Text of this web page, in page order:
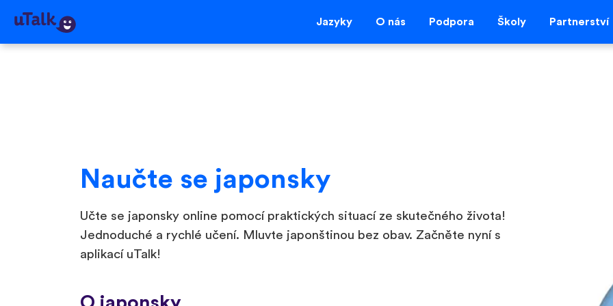
Jazyky O nás Podpora Školy Partnerství
Naučte se japonsky
Učte se japonsky online pomocí praktických situací ze skutečného života!
Jednoduché a rychlé učení. Mluvte japonštinou bez obav. Začněte nyní s
aplikací uTalk!